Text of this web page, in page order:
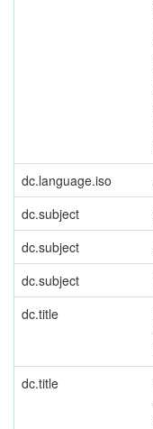
dc.language.iso
dc.subject
dc.subject
dc.subject
dc.title
dc.title